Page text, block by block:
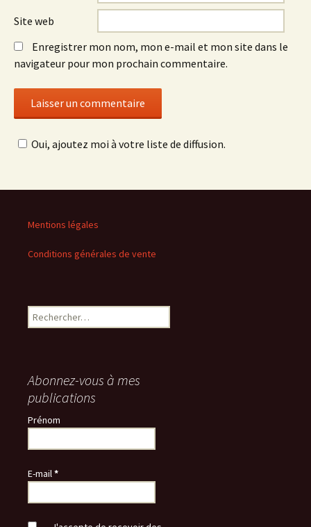
Site web
Enregistrer mon nom, mon e-mail et mon site dans le
navigateur pour mon prochain commentaire.
Oui, ajoutez moi à votre liste de diffusion.
Mentions légales
Conditions générales de vente
Rechercher :
Abonnez-vous à mes
publications
Prénom
E-mail*